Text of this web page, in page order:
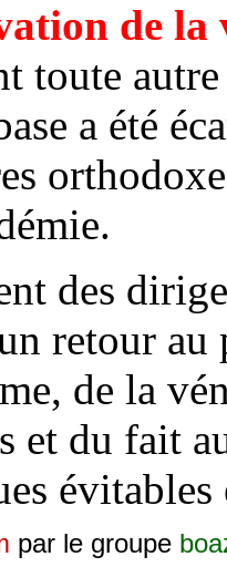
de la
toute
a été
des
retour
de la
et du fait
par le groupe